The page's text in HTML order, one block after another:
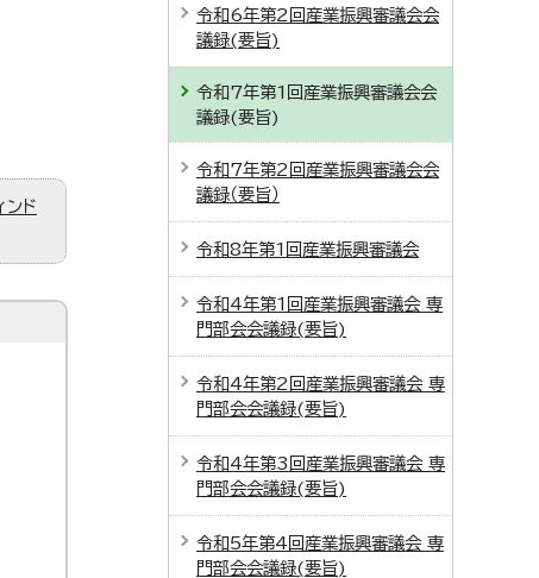
ンド
令和6年第2回産業振興審議会会
議録(要旨)
令和7年第1回産業振興審議会会
議録(要旨)
令和7年第2回産業振興審議会会
議録（要旨）
令和8年第1回産業振興審議会
令和4年第1回産業振興審議会 専
門部会会議録(要旨)
令和4年第2回産業振興審議会 専
門部会会議録(要旨)
令和4年第3回産業振興審議会 専
門部会会議録(要旨)
令和5年第4回産業振興審議会 専
門部会会議録(要旨)